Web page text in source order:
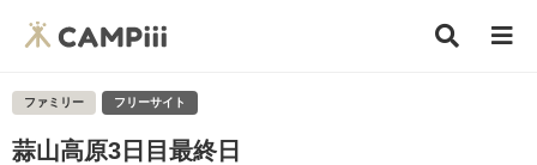
ファミリー フリーサイト
蒜山高原3日目最終日